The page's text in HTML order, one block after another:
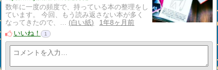
数年に一度の頻度で、持っている本の整理をし
ています。 今回、もう読み返さない本が多く
なってきたので、…
白い紙
1年8ヶ月前
いいね！
1